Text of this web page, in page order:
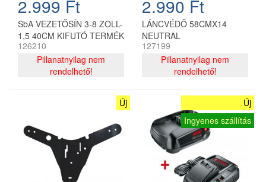
2.999 Ft
SbA VEZETŐSÍN 3-8 ZOLL-
1,5 40CM KIFUTÓ TERMÉK
126210
Pillanatnyilag nem
rendelhető!
2.990 Ft
LÁNCVÉDŐ 58CMX14
NEUTRAL
127199
Pillanatnyilag nem
rendelhető!
Új
Új
Ingyenes szállítás